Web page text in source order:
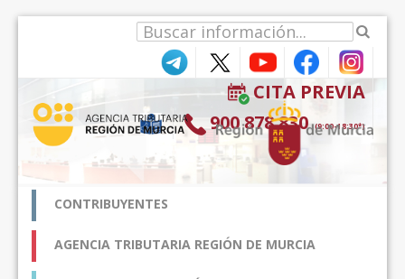
CITA PREVIA
900 878 830 (9:00-18:30*)
CONTRIBUYENTES
AGENCIA TRIBUTARIA REGIÓN DE MURCIA